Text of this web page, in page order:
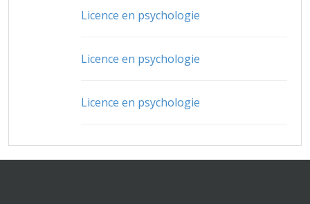
Licence en psychologie
Licence en psychologie
Licence en psychologie